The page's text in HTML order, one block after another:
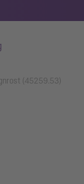
(45259.53)